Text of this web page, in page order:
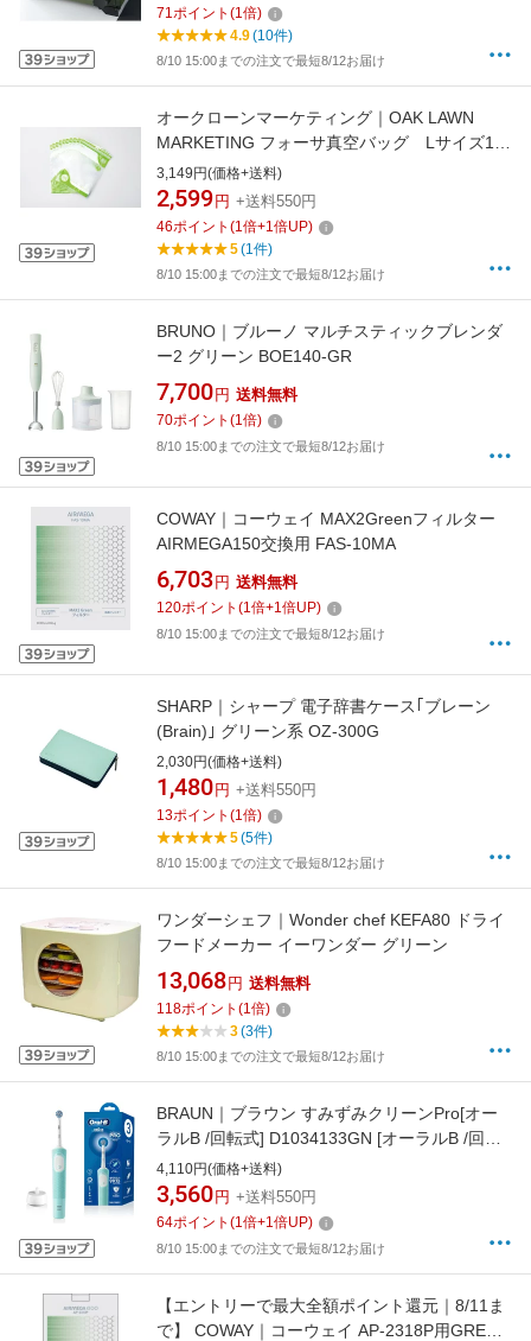
71ポイント (1倍)
4.9(10件)
8/10 15:00までの注文で最短8/12お届け
オークローンマーケティング｜OAK LAWN
MARKETING フォーサ真空バッグ Lサイズ10
枚セット FOSHWS02 ショップジャパン
3,149円(価格+送料)
2,599 円 +送料550円
46ポイント (1倍+1倍UP)
5(1件)
8/10 15:00までの注文で最短8/12お届け
BRUNO｜ブルーノ マルチスティックブレンダ
ー2 グリーン BOE140-GR
7,700 円 送料無料
70ポイント (1倍)
8/10 15:00までの注文で最短8/12お届け
COWAY｜コーウェイ MAX2Greenフィルター
AIRMEGA150交換用 FAS-10MA
6,703 円 送料無料
120ポイント (1倍+1倍UP)
8/10 15:00までの注文で最短8/12お届け
SHARP｜シャープ 電子辞書ケース｢ブレーン
(Brain)｣ グリーン系 OZ-300G
2,030円(価格+送料)
1,480 円 +送料550円
13ポイント (1倍)
5(5件)
8/10 15:00までの注文で最短8/12お届け
ワンダーシェフ｜Wonder chef KEFA80 ドライ
フードメーカー イーワンダー グリーン
13,068 円 送料無料
118ポイント (1倍)
3(3件)
8/10 15:00までの注文で最短8/12お届け
BRAUN｜ブラウン すみずみクリーンPro[オー
ラルB /回転式] D1034133GN [オーラルB /回転
式]
4,110円(価格+送料)
3,560 円 +送料550円
64ポイント (1倍+1倍UP)
8/10 15:00までの注文で最短8/12お届け
【エントリーで最大全額ポイント還元｜8/11ま
で】 COWAY｜コーウェイ AP-2318P用GREEN